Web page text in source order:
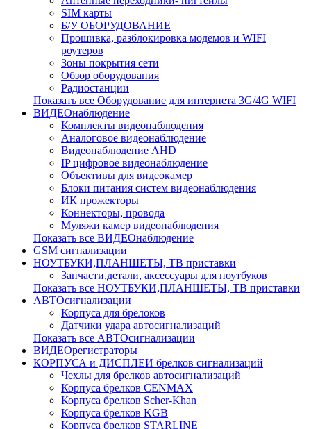
SIM карты
Б/У ОБОРУДОВАНИЕ
Прошивка, разблокировка модемов и WIFI
роутеров
Зоны покрытия сети
Обзор оборудования
Радиостанции
Показать все Оборудование для интернета 3G/4G WIFI
ВИДЕОнаблюдение
Комплекты видеонаблюдения
Аналоговое видеонаблюдение
Видеонаблюдение AHD
IP цифровое видеонаблюдение
Объективы для видеокамер
Блоки питания систем видеонаблюдения
ИК прожекторы
Коннекторы, провода
Муляжи камер видеонаблюдения
Показать все ВИДЕОнаблюдение
GSM сигнализации
НОУТБУКИ,ПЛАНШЕТЫ, ТВ приставки
Запчасти,детали, аксессуары для ноутбуков
Показать все НОУТБУКИ,ПЛАНШЕТЫ, ТВ приставки
АВТОсигнализации
Корпуса для брелоков
Датчики удара автосигнализаций
Показать все АВТОсигнализации
ВИДЕОрегистраторы
КОРПУСА и ДИСПЛЕИ брелков сигнализаций
Чехлы для брелков автосигнализаций
Корпуса брелков CENMAX
Корпуса брелков Scher-Khan
Корпуса брелков KGB
Корпуса брелков STARLINE